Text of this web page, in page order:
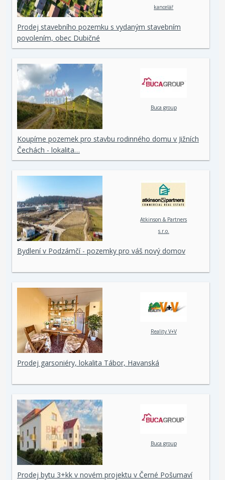
kancelář
Prodej stavebního pozemku s vydaným stavebním
povolením, obec Dubičné
Buca group
Koupíme pozemek pro stavbu rodinného domu v Jižních
Čechách - lokalita…
Atkinson & Partners
s.r.o.
Bydlení v Podzámčí - pozemky pro váš nový domov
Reality V+V
Prodej garsoniéry, lokalita Tábor, Havanská
Buca group
Prodej bytu 3+kk v novém projektu v Černé Pošumaví